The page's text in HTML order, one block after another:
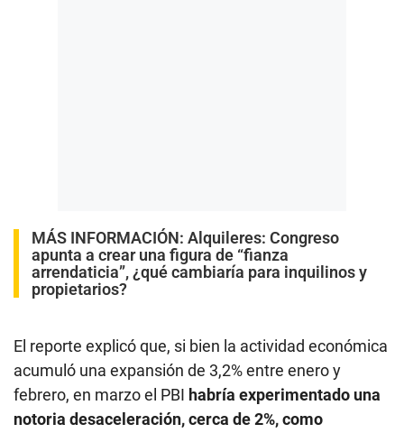
MÁS INFORMACIÓN: Alquileres: Congreso
apunta a crear una figura de “fianza
arrendaticia”, ¿qué cambiaría para inquilinos y
propietarios?
El reporte explicó que, si bien la actividad económica
acumuló una expansión de 3,2% entre enero y
febrero, en marzo el PBI habría experimentado una
notoria desaceleración, cerca de 2%, como